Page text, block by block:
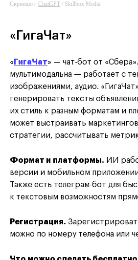
Скриншот: ChatGPT / Skillbox Media
ChatGPT
«ГигаЧат»
« ГигаЧат» — чат-бот от
мультимодальна — работает с
изображениями, аудио.
генерировать тексты
их стиль к разным форматам и
может выстраивать
стратегии, рассчитывать
Формат и платформы. ИИ
версии и мобильном
Также есть телеграм-бот для
к текстовым возможностям
Регистрация.
можно по номеру телефона или